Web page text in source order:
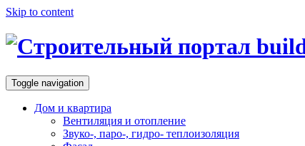
Skip to content
Toggle navigation
Дом и квартира
Вентиляция и отопление
Звуко-, паро-, гидро- теплоизоляция